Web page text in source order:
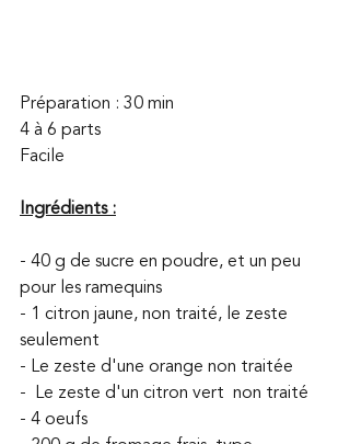
Préparation : 30 min
4 à 6 parts
Facile
Ingrédients :
- 40 g de sucre en poudre, et un peu
pour les ramequins
- 1 citron jaune, non traité, le zeste
seulement
- Le zeste d'une orange non traitée
-  Le zeste d'un citron vert  non traité
- 4 oeufs